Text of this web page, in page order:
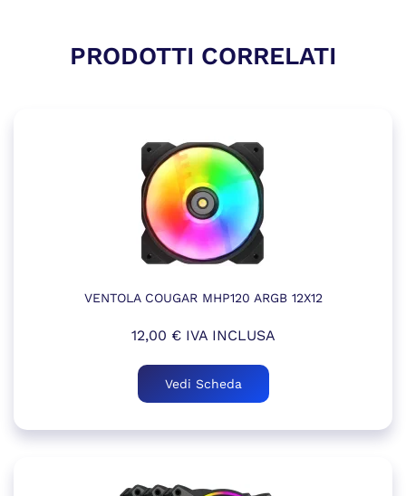
PRODOTTI CORRELATI
VENTOLA COUGAR MHP120 ARGB 12X12
12,00 €IVA INCLUSA
Vedi Scheda